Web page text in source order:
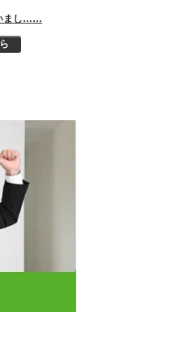
まし……